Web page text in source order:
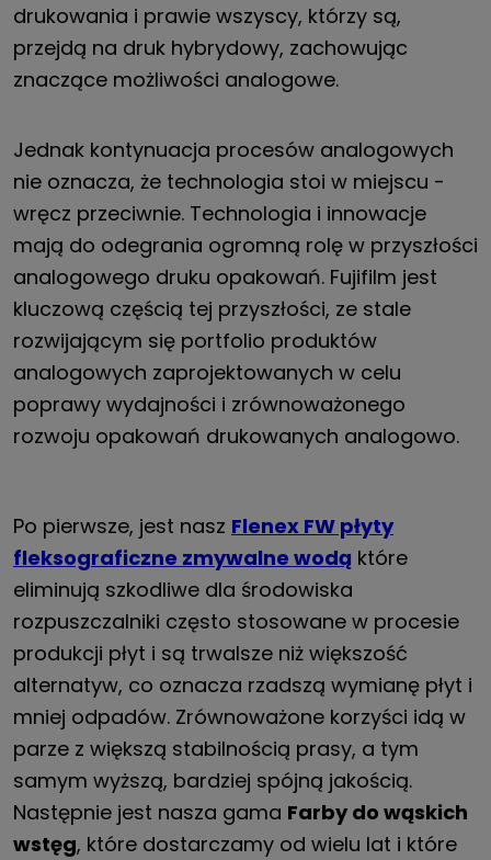
drukowania i prawie wszyscy, którzy są,
przejdą na druk hybrydowy, zachowując
znaczące możliwości analogowe.
Jednak kontynuacja procesów analogowych
nie oznacza, że technologia stoi w miejscu -
wręcz przeciwnie. Technologia i innowacje
mają do odegrania ogromną rolę w przyszłości
analogowego druku opakowań. Fujifilm jest
kluczową częścią tej przyszłości, ze stale
rozwijającym się portfolio produktów
analogowych zaprojektowanych w celu
poprawy wydajności i zrównoważonego
rozwoju opakowań drukowanych analogowo.
Po pierwsze, jest nasz Flenex FW płyty
fleksograficzne zmywalne wodą które
eliminują szkodliwe dla środowiska
rozpuszczalniki często stosowane w procesie
produkcji płyt i są trwalsze niż większość
alternatyw, co oznacza rzadszą wymianę płyt i
mniej odpadów. Zrównoważone korzyści idą w
parze z większą stabilnością prasy, a tym
samym wyższą, bardziej spójną jakością.
Następnie jest nasza gama Farby do wąskich
wstęg, które dostarczamy od wielu lat i które